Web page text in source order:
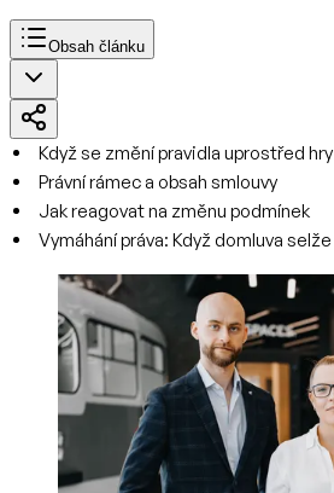
Obsah článku
Když se změní pravidla uprostřed hry
Právní rámec a obsah smlouvy
Jak reagovat na změnu podmínek
Vymáhání práva: Když domluva selže